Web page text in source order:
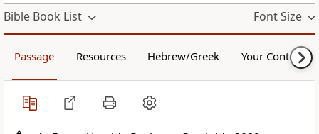
Bible Book List Font Size
Passage Resources Hebrew/Greek Your Content